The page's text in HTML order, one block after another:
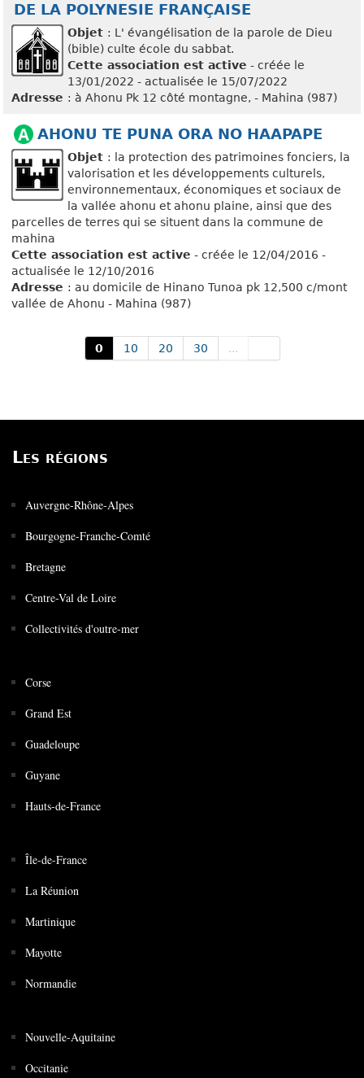
DE LA POLYNESIE FRANÇAISE
Objet : L' évangélisation de la parole de Dieu
(bible) culte école du sabbat.
Cette association est active - créée le
13/01/2022 - actualisée le 15/07/2022
Adresse : à Ahonu Pk 12 côté montagne, - Mahina (987)
AHONU TE PUNA ORA NO HAAPAPE
Objet : la protection des patrimoines fonciers, la
valorisation et les développements culturels,
environnementaux, économiques et sociaux de
la vallée ahonu et ahonu plaine, ainsi que des
parcelles de terres qui se situent dans la commune de
mahina
Cette association est active - créée le 12/04/2016 -
actualisée le 12/10/2016
Adresse : au domicile de Hinano Tunoa pk 12,500 c/mont
vallée de Ahonu - Mahina (987)
0 10 20 30 ...
Les régions
Auvergne-Rhône-Alpes
Bourgogne-Franche-Comté
Bretagne
Centre-Val de Loire
Collectivités d'outre-mer
Corse
Grand Est
Guadeloupe
Guyane
Hauts-de-France
Île-de-France
La Réunion
Martinique
Mayotte
Normandie
Nouvelle-Aquitaine
Occitanie